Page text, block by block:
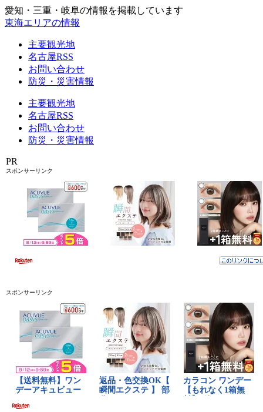
愛知・三重・岐阜の情報を掲載しています
東海エリアの情報
主要観光地
名古屋RSS
お問い合わせ
防災・災害情報
主要観光地
名古屋RSS
お問い合わせ
防災・災害情報
PR
スポンサーリンク
スポンサーリンク